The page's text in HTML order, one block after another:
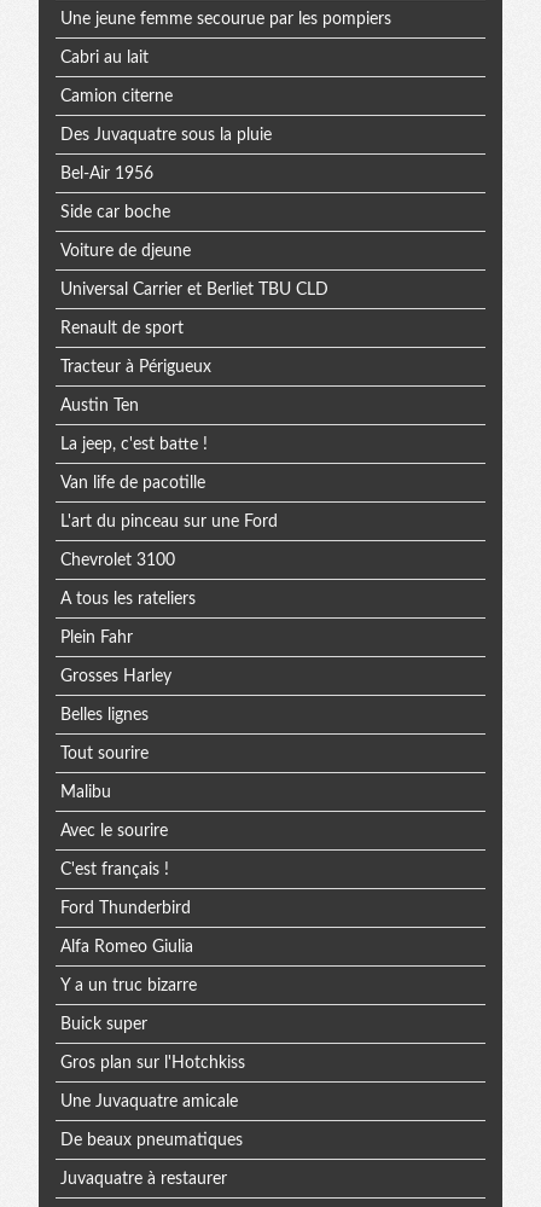
Une jeune femme secourue par les pompiers
Cabri au lait
Camion citerne
Des Juvaquatre sous la pluie
Bel-Air 1956
Side car boche
Voiture de djeune
Universal Carrier et Berliet TBU CLD
Renault de sport
Tracteur à Périgueux
Austin Ten
La jeep, c'est batte !
Van life de pacotille
L'art du pinceau sur une Ford
Chevrolet 3100
A tous les rateliers
Plein Fahr
Grosses Harley
Belles lignes
Tout sourire
Malibu
Avec le sourire
C'est français !
Ford Thunderbird
Alfa Romeo Giulia
Y a un truc bizarre
Buick super
Gros plan sur l'Hotchkiss
Une Juvaquatre amicale
De beaux pneumatiques
Juvaquatre à restaurer